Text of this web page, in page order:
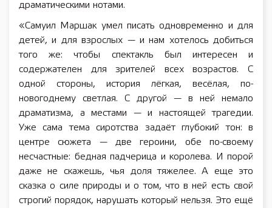
драматическими нотами.
«Самуил Маршак умел писать одновременно и для
детей, и для взрослых — и нам хотелось добиться
того же: чтобы спектакль был интересен и
содержателен для зрителей всех возрастов. С
одной стороны, история лёгкая, весёлая, по-
новогоднему светлая. С другой — в ней немало
драматизма, а местами — и настоящей трагедии.
Уже сама тема сиротства задаёт глубокий тон: в
центре сюжета — две героини, обе по-своему
несчастные: бедная падчерица и королева. И порой
даже не скажешь, чья доля тяжелее. А еще это
сказка о силе природы и о том, что в ней есть свой
строгий порядок, нарушать который нельзя. Это ещё